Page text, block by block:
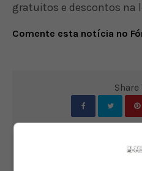
gratuitos e descontos na
Comente esta notícia no
Share
PREVIOUS